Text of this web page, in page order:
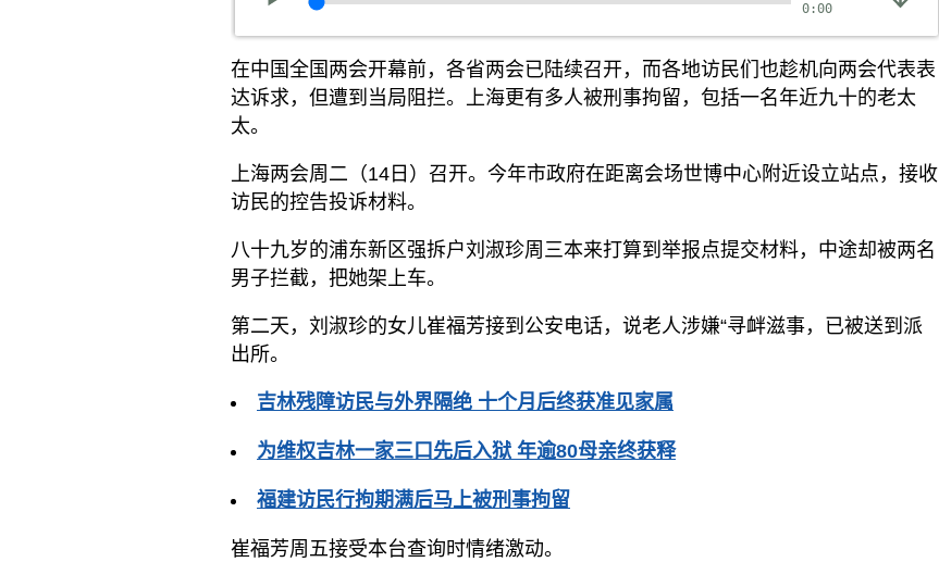
0:00
在中国全国两会开幕前，各省两会已陆续召开，而各地访民们也趁机向两会代表表
达诉求，但遭到当局阻拦。上海更有多人被刑事拘留，包括一名年近九十的老太
太。
上海两会周二（14日）召开。今年市政府在距离会场世博中心附近设立站点，接收
访民的控告投诉材料。
八十九岁的浦东新区强拆户刘淑珍周三本来打算到举报点提交材料，中途却被两名
男子拦截，把她架上车。
第二天，刘淑珍的女儿崔福芳接到公安电话，说老人涉嫌“寻衅滋事，已被送到派
出所。
吉林残障访民与外界隔绝 十个月后终获准见家属
为维权吉林一家三口先后入狱 年逾80母亲终获释
福建访民行拘期满后马上被刑事拘留
崔福芳周五接受本台查询时情绪激动。